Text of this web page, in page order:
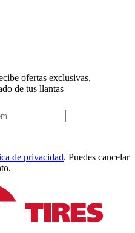
ofertas exclusivas,
de tus llantas
de privacidad. Puedes cancelar